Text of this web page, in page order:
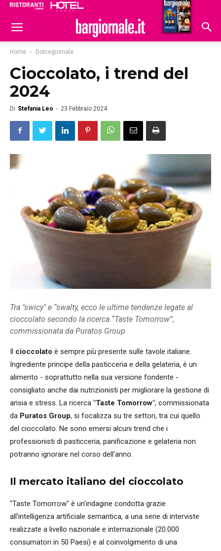
Hoteldomani
Home Dolcegiornale
Cioccolato, i trend del
2024
Di Stefania Leo - 23 Febbraio 2024
Tra "swicy" e “swalty, ecco le ultime tendenze legate al
cioccolato secondo la ricerca “Taste Tomorrow”,
commissionata da Puratos Group
Il cioccolato è sempre più presente sulle tavole italiane.
Ingrediente principe della pasticceria e della gelateria, è un
alimento - soprattutto nella sua versione fondente -
consigliato anche dai nutrizionisti per migliorare la gestione di
ansia e stress. La ricerca "Taste Tomorrow", commissionata
da Puratos Group, si focalizza su tre settori, tra cui quello
del cioccolato. Ne sono emersi alcuni trend che i
professionisti di pasticceria, panificazione e gelateria non
potranno ignorare nel corso dell'anno.
Il mercato italiano del cioccolato
"Taste Tomorrow" è un'indagine condotta grazie
all'intelligenza artificiale semantica, a una serie di interviste
realizzate a livello nazionale e internazionale (20.000
consumatori in 50 Paesi) e al coinvolgimento di una